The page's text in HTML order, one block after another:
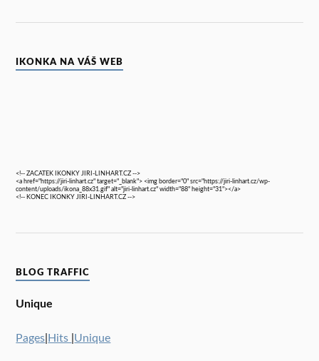
IKONKA NA VÁŠ WEB
<!-- ZACATEK IKONKY JIRI-LINHART.CZ -->
<a href="https://jiri-linhart.cz" target="_blank"> <img border="0" src="https://jiri-linhart.cz/wp-
content/uploads/ikona_88x31.gif" alt="jiri-linhart.cz" width="88" height="31"></a>
<!-- KONEC IKONKY JIRI-LINHART.CZ -->
BLOG TRAFFIC
Unique
Pages Hits Unique